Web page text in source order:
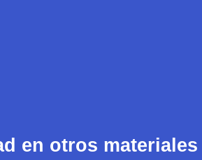
en otros materiales